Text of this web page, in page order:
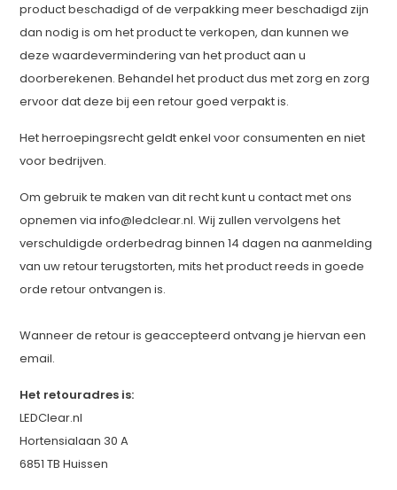
product beschadigd of de verpakking meer beschadigd zijn
dan nodig is om het product te verkopen, dan kunnen we
deze waardevermindering van het product aan u
doorberekenen. Behandel het product dus met zorg en zorg
ervoor dat deze bij een retour goed verpakt is.
Het herroepingsrecht geldt enkel voor consumenten en niet
voor bedrijven.
Om gebruik te maken van dit recht kunt u contact met ons
opnemen viainfo@ledclear.nl. Wij zullen vervolgens het
verschuldigde orderbedrag binnen 14 dagen na aanmelding
van uw retour terugstorten, mits het product reeds in goede
orde retour ontvangen is.
Wanneer de retour is geaccepteerd ontvang je hiervan een
email.
Het retouradres is:
LEDClear.nl
Hortensialaan 30 A
6851 TB Huissen